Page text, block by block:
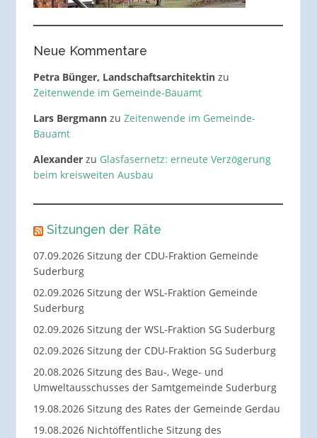
Neue Kommentare
Petra Bünger, Landschaftsarchitektinzu
Zeitenwende im Gemeinde-Bauamt
Lars Bergmannzu Zeitenwende im Gemeinde-
Bauamt
Alexanderzu Glasfasernetz: erneute Verzögerung
beim kreisweiten Ausbau
Sitzungen der Räte
07.09.2026 Sitzung der CDU-Fraktion Gemeinde
Suderburg
02.09.2026 Sitzung der WSL-Fraktion Gemeinde
Suderburg
02.09.2026 Sitzung der WSL-Fraktion SG Suderburg
02.09.2026 Sitzung der CDU-Fraktion SG Suderburg
20.08.2026 Sitzung des Bau-, Wege- und
Umweltausschusses der Samtgemeinde Suderburg
19.08.2026 Sitzung des Rates der Gemeinde Gerdau
19.08.2026 Nichtöffentliche Sitzung des